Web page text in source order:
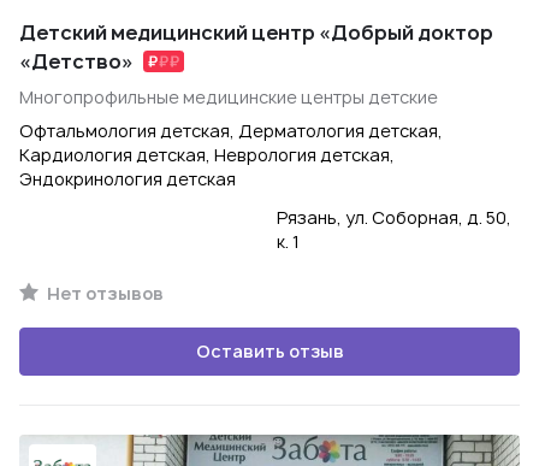
Детский медицинский центр «Добрый доктор
«Детство»
Многопрофильные медицинские центры детские
Офтальмология детская, Дерматология детская,
Кардиология детская, Неврология детская,
Эндокринология детская
Рязань, ул. Соборная, д. 50,
к. 1
Нет отзывов
Оставить отзыв